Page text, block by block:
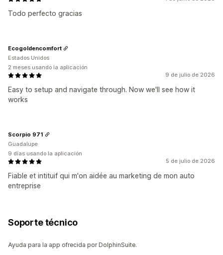
Todo perfecto gracias
9 de julio de 2026
Easy to setup and navigate through. Now we'll see how it
works
Ecogoldencomfort
Estados Unidos
2 meses usando la aplicación
5 de julio de 2026
Fiable et intituif qui m'on aidée au marketing de mon auto
entreprise
Scorpio 971
Guadalupe
9 días usando la aplicación
Soporte técnico
Ayuda para la app ofrecida por DolphinSuite.